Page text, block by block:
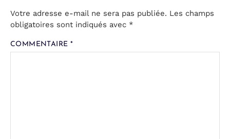
Votre adresse e-mail ne sera pas publiée. Les champs
obligatoires sont indiqués avec *
COMMENTAIRE *